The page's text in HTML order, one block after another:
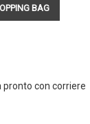
BAG
con corriere